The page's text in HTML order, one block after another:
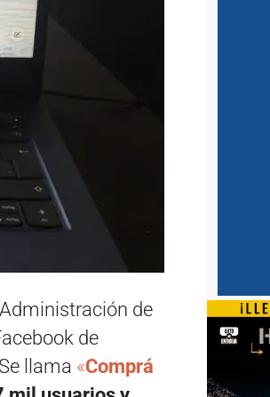
de
de
llama «Comprá